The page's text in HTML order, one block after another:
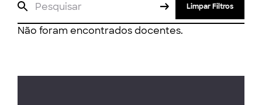
Limpar Filtros
Não foram encontrados docentes.